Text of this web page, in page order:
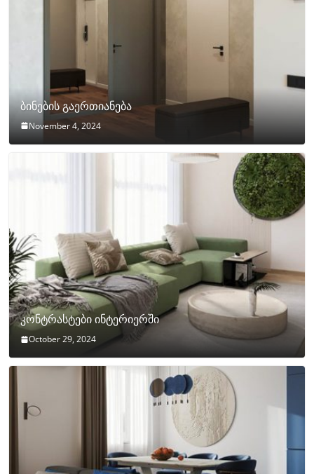
ბინების გაერთიანება
November 4, 2024
კონტრასტები ინტერიერში
October 29, 2024